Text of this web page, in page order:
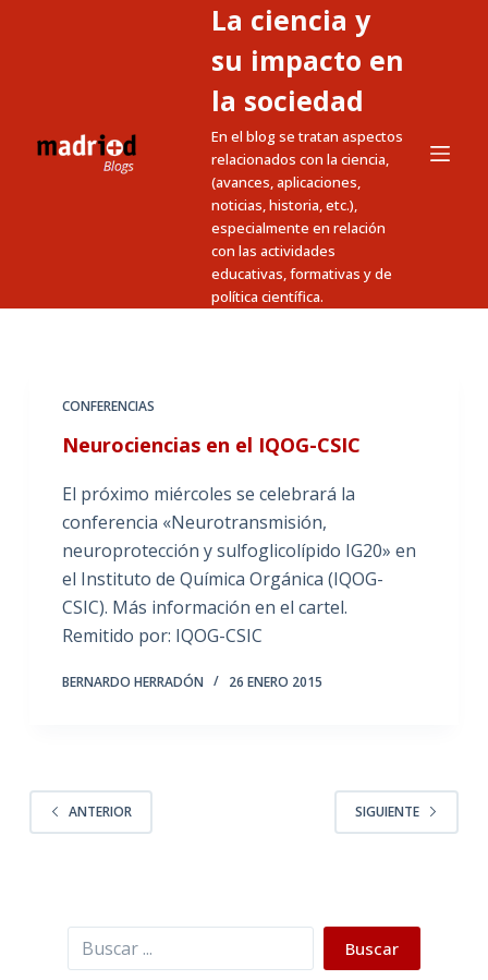
n
La ciencia y
su impacto en
la sociedad
En el blog se tratan aspectos
relacionados con la ciencia,
(avances, aplicaciones,
noticias, historia, etc.),
especialmente en relación
con las actividades
educativas, formativas y de
política científica.
CONFERENCIAS
Neurociencias en el IQOG-CSIC
El próximo miércoles se celebrará la
conferencia «Neurotransmisión,
neuroprotección y sulfoglicolípido IG20» en
el Instituto de Química Orgánica (IQOG-
CSIC). Más información en el cartel.
Remitido por: IQOG-CSIC
BERNARDO HERRADÓN 26 ENERO 2015
ANTERIOR SIGUIENTE
Buscar Buscar